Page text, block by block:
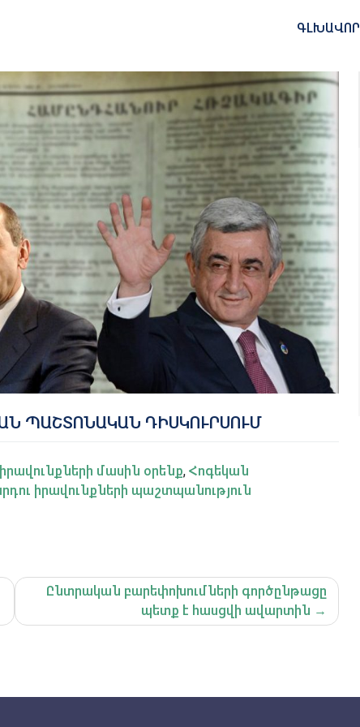
ԳԼԽԱՎՈՐ
ՊԱՇՏՈՆԱԿԱՆ ԴԻՍԿՈՒՐՍՈՒՄ
մասին օրենք Հոգեկան
իրավունքների պաշտպանություն
Ընտրական բարեփոխումների գործընթացը
պետք է հասցվի ավարտին